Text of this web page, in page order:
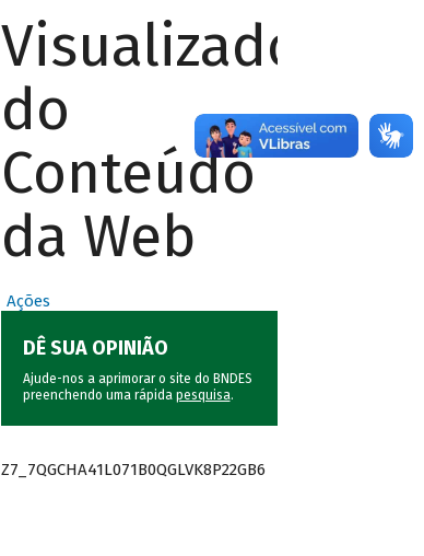
Visualizador
do
Conteúdo
da Web
Ações
DÊ SUA OPINIÃO
Ajude-nos a aprimorar o site do BNDES
preenchendo uma rápida pesquisa.
Z7_7QGCHA41L071B0QGLVK8P22GB6